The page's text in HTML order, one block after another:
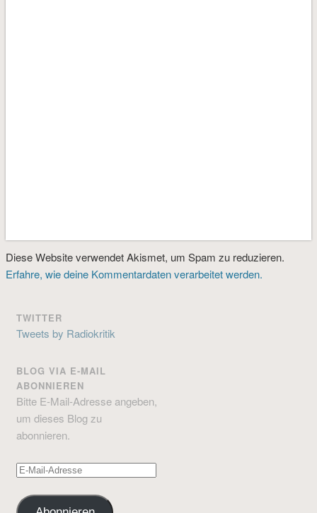
Diese Website verwendet Akismet, um Spam zu reduzieren.
Erfahre, wie deine Kommentardaten verarbeitet werden.
TWITTER
Tweets by Radiokritik
BLOG VIA E-MAIL
ABONNIEREN
Bitte E-Mail-Adresse angeben,
um dieses Blog zu
abonnieren.
E-
Adresse